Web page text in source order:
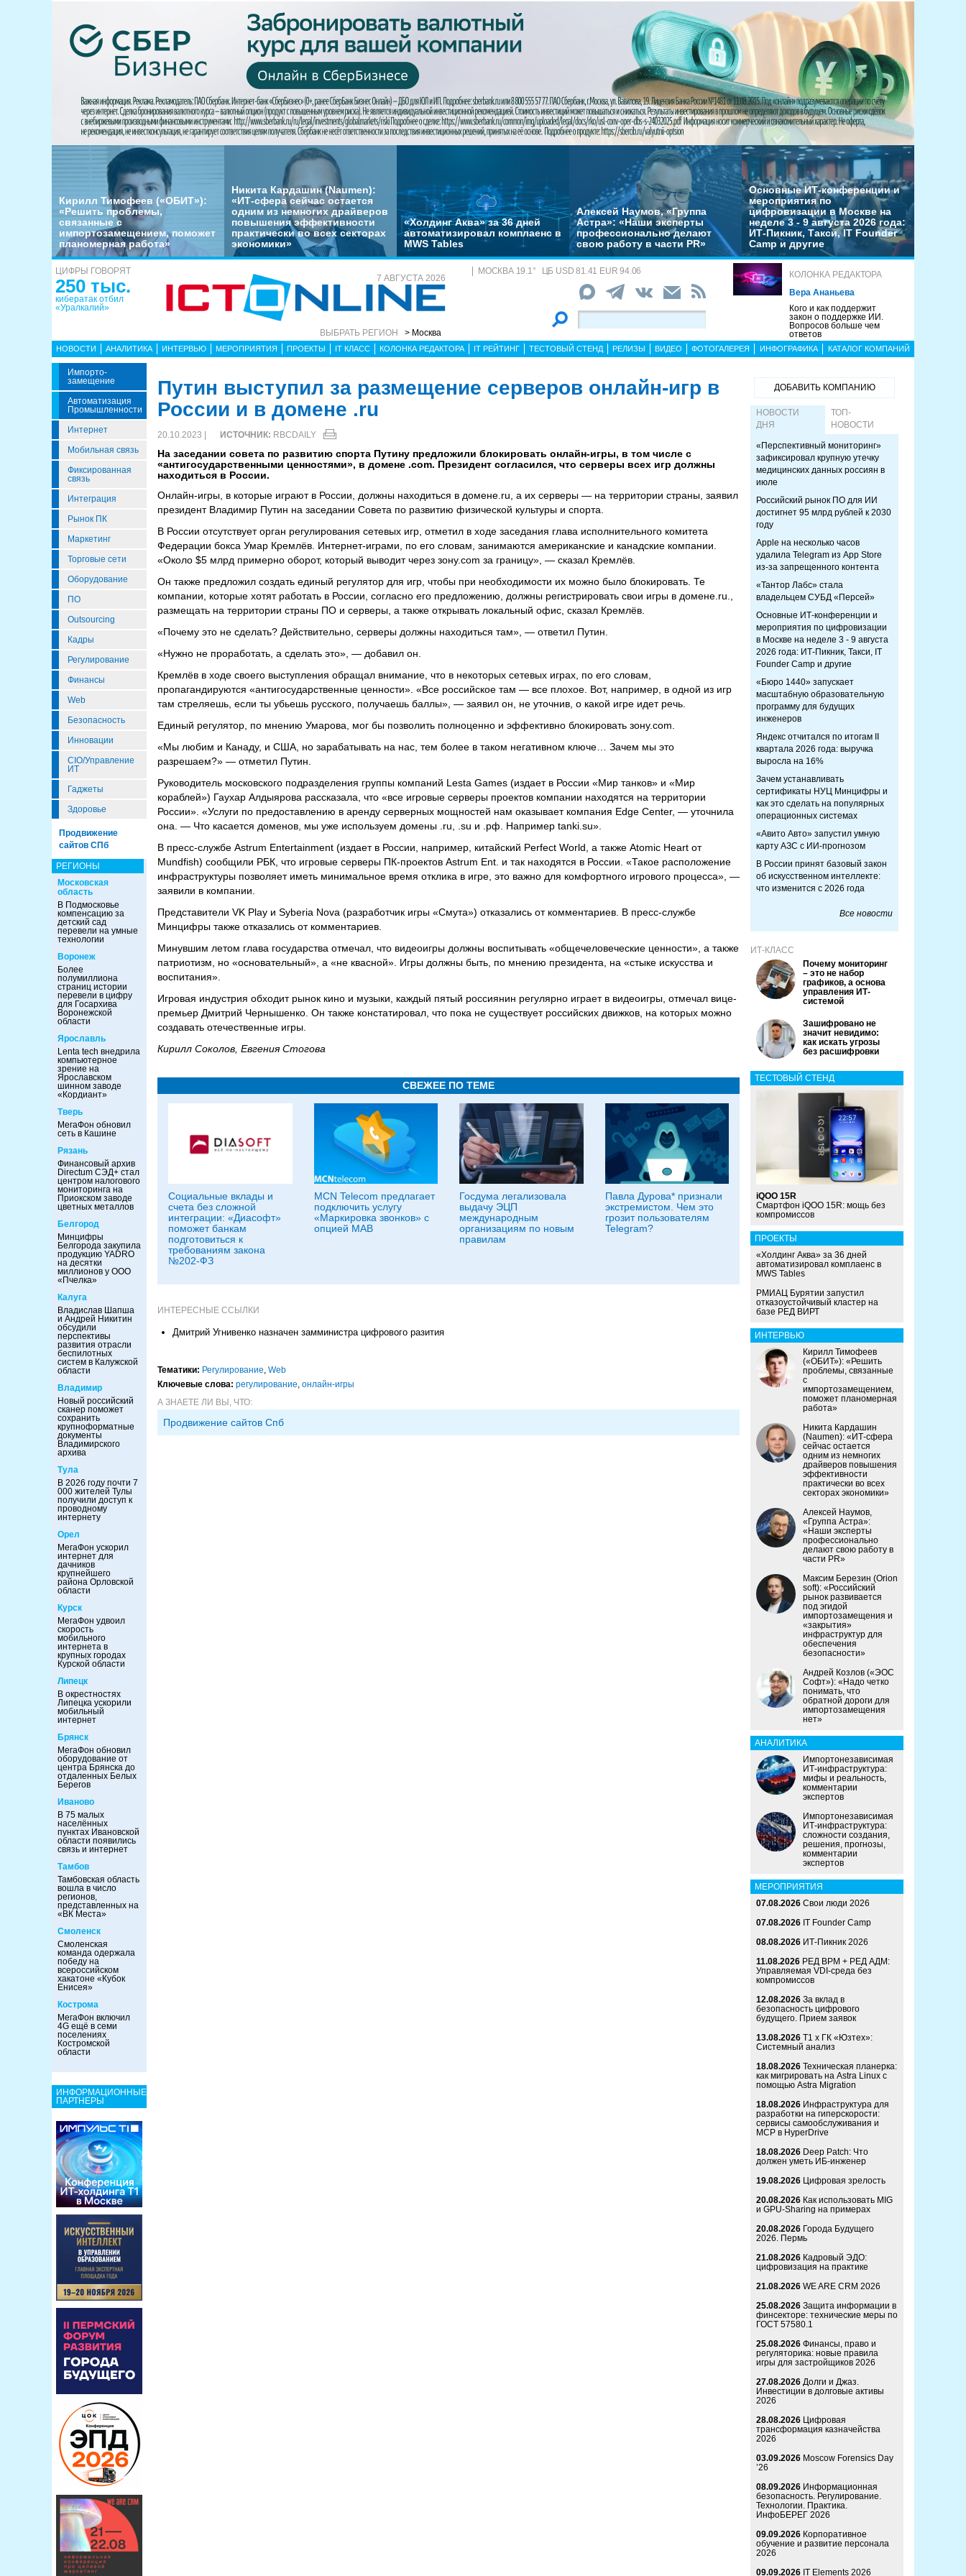
Кирилл Тимофеев («ОБИТ»):
«Решить проблемы,
связанные с
импортозамещением, поможет
планомерная работа»
Никита Кардашин (Naumen):
«ИТ-сфера сейчас остается
одним из немногих драйверов
повышения эффективности
практически во всех секторах
экономики»
«Холдинг Аква» за 36 дней
автоматизировал комплаенс в
MWS Tables
Алексей Наумов, «Группа
Астра»: «Наши эксперты
профессионально делают
свою работу в части PR»
Основные ИТ-конференции и
мероприятия по
цифровизации в Москве на
неделе 3 - 9 августа 2026 года:
ИТ-Пикник, Такси, IT Founder
Camp и другие
ЦИФРЫ ГОВОРЯТ
250 тыс.
кибератак отбил
«Уралкалий»
7 АВГУСТА 2026
ВЫБРАТЬ РЕГИОН > Москва
МОСКВА 19.1° ЦБ USD 81.41 EUR 94.06
КОЛОНКА РЕДАКТОРА
Вера Ананьева
Кого и как поддержит
закон о поддержке ИИ.
Вопросов больше чем
ответов
НОВОСТИ АНАЛИТИКА ИНТЕРВЬЮ МЕРОПРИЯТИЯ ПРОЕКТЫ IT КЛАСС КОЛОНКА РЕДАКТОРА IT РЕЙТИНГ ТЕСТОВЫЙ СТЕНД РЕЛИЗЫ ВИДЕО ФОТОГАЛЕРЕЯ ИНФОГРАФИКА КАТАЛОГ КОМПАНИЙ
Импорто­
Замещение
Автоматизация
Промышленности
Интернет
Мобильная связь
Фиксированная
связь
Интеграция
Рынок ПК
Маркетинг
Торговые сети
Оборудование
ПО
Outsourcing
Кадры
Регулирование
Финансы
Web
Безопасность
Инновации
CIO/Управление
ИТ
Гаджеты
Здоровье
Продвижение
сайтов СПб
РЕГИОНЫ
Московская
область
В Подмосковье
компенсацию за
детский сад
перевели на умные
технологии
Воронеж
Более
полумиллиона
страниц истории
перевели в цифру
для Госархива
Воронежской
области
Ярославль
Lenta tech внедрила
компьютерное
зрение на
Ярославском
шинном заводе
«Кордиант»
Тверь
МегаФон обновил
сеть в Кашине
Рязань
Финансовый архив
Directum СЭД+ стал
центром налогового
мониторинга на
Приокском заводе
цветных металлов
Белгород
Минцифры
Белгорода закупила
продукцию YADRO
на десятки
миллионов у ООО
«Пчелка»
Калуга
Владислав Шапша
и Андрей Никитин
обсудили
перспективы
развития отрасли
беспилотных
систем в Калужской
области
Владимир
Новый российский
сканер поможет
сохранить
крупноформатные
документы
Владимирского
архива
Тула
В 2026 году почти 7
000 жителей Тулы
получили доступ к
проводному
интернету
Орел
МегаФон ускорил
интернет для
дачников
крупнейшего
района Орловской
области
Курск
МегаФон удвоил
скорость
мобильного
интернета в
крупных городах
Курской области
Липецк
В окрестностях
Липецка ускорили
мобильный
интернет
Брянск
МегаФон обновил
оборудование от
центра Брянска до
отдаленных Белых
Берегов
Иваново
В 75 малых
населённых
пунктах Ивановской
области появились
связь и интернет
Тамбов
Тамбовская область
вошла в число
регионов,
представленных на
«ВК Места»
Смоленск
Смоленская
команда одержала
победу на
всероссийском
хакатоне «Кубок
Енисея»
Кострома
МегаФон включил
4G ещё в семи
поселениях
Костромской
области
ИНФОРМАЦИОННЫЕ
ПАРТНЕРЫ
Путин выступил за размещение серверов онлайн-игр в
России и в домене .ru
20.10.2023 | ИСТОЧНИК: RBCDAILY
На заседании совета по развитию спорта Путину предложили блокировать онлайн-игры, в том числе с
«антигосударственными ценностями», в домене .com. Президент согласился, что серверы всех игр должны
находиться в России.
Онлайн-игры, в которые играют в России, должны находиться в домене.ru, а их серверы — на территории страны, заявил
президент Владимир Путин на заседании Совета по развитию физической культуры и спорта.
В России отсутствует орган регулирования сетевых игр, отметил в ходе заседания глава исполнительного комитета
Федерации бокса Умар Кремлёв. Интернет-играми, по его словам, занимаются американские и канадские компании.
«Около $5 млрд примерно оборот, который выводит через зону.com за границу», — сказал Кремлёв.
Он также предложил создать единый регулятор для игр, чтобы при необходимости их можно было блокировать. Те
компании, которые хотят работать в России, согласно его предложению, должны регистрировать свои игры в домене.ru.,
размещать на территории страны ПО и серверы, а также открывать локальный офис, сказал Кремлёв.
«Почему это не сделать? Действительно, серверы должны находиться там», — ответил Путин.
«Нужно не проработать, а сделать это», — добавил он.
Кремлёв в ходе своего выступления обращал внимание, что в некоторых сетевых играх, по его словам,
пропагандируются «антигосударственные ценности». «Все российское там — все плохое. Вот, например, в одной из игр
там стреляешь, если ты убьешь русского, получаешь баллы», — заявил он, не уточнив, о какой игре идет речь.
Единый регулятор, по мнению Умарова, мог бы позволить полноценно и эффективно блокировать зону.com.
«Мы любим и Канаду, и США, но зарабатывать на нас, тем более в таком негативном ключе… Зачем мы это
разрешаем?» — отметил Путин.
Руководитель московского подразделения группы компаний Lesta Games (издает в России «Мир танков» и «Мир
кораблей») Гаухар Алдыярова рассказала, что «все игровые серверы проектов компании находятся на территории
России». «Услуги по предоставлению в аренду серверных мощностей нам оказывает компания Edge Center, — уточнила
она. — Что касается доменов, мы уже используем домены .ru, .su и .рф. Например tanki.su».
В пресс-службе Astrum Entertainment (издает в России, например, китайский Perfect World, а также Atomic Heart от
Mundfish) сообщили РБК, что игровые серверы ПК-проектов Astrum Ent. и так находятся в России. «Такое расположение
инфраструктуры позволяет иметь минимальное время отклика в игре, это важно для комфортного игрового процесса», —
заявили в компании.
Представители VK Play и Syberia Nova (разработчик игры «Смута») отказались от комментариев. В пресс-службе
Минцифры также отказались от комментариев.
Минувшим летом глава государства отмечал, что видеоигры должны воспитывать «общечеловеческие ценности», а также
патриотизм, но «основательный», а «не квасной». Игры должны быть, по мнению президента, на «стыке искусства и
воспитания».
Игровая индустрия обходит рынок кино и музыки, каждый пятый россиянин регулярно играет в видеоигры, отмечал вице-
премьер Дмитрий Чернышенко. Он также констатировал, что пока не существует российских движков, на которых можно
создавать отечественные игры.
Кирилл Соколов, Евгения Стогова
СВЕЖЕЕ ПО ТЕМЕ
Социальные вклады и
счета без сложной
интеграции: «Диасофт»
поможет банкам
подготовиться к
требованиям закона
№202-ФЗ
MCN Telecom предлагает
подключить услугу
«Маркировка звонков» с
опцией МАВ
Госдума легализовала
выдачу ЭЦП
международным
организациям по новым
правилам
Павла Дурова* признали
экстремистом. Чем это
грозит пользователям
Telegram?
ИНТЕРЕСНЫЕ ССЫЛКИ
Дмитрий Угнивенко назначен замминистра цифрового разития
Тематики: Регулирование, Web
Ключевые слова: регулирование, онлайн-игры
А ЗНАЕТЕ ЛИ ВЫ, ЧТО:
Продвижение сайтов Спб
ДОБАВИТЬ КОМПАНИЮ
НОВОСТИ
ДНЯ
ТОП-
НОВОСТИ
«Перспективный мониторинг»
зафиксировал крупную утечку
медицинских данных россиян в
июле
Российский рынок ПО для ИИ
достигнет 95 млрд рублей к 2030
году
Apple на несколько часов
удалила Telegram из App Store
из-за запрещенного контента
«Тантор Лабс» стала
владельцем СУБД «Персей»
Основные ИТ-конференции и
мероприятия по цифровизации
в Москве на неделе 3 - 9 августа
2026 года: ИТ-Пикник, Такси, IT
Founder Camp и другие
«Бюро 1440» запускает
масштабную образовательную
программу для будущих
инженеров
Яндекс отчитался по итогам II
квартала 2026 года: выручка
выросла на 16%
Зачем устанавливать
сертификаты НУЦ Минцифры и
как это сделать на популярных
операционных системах
«Авито Авто» запустил умную
карту АЗС с ИИ-прогнозом
В России принят базовый закон
об искусственном интеллекте:
что изменится с 2026 года
Все новости
ИТ-КЛАСС
Почему мониторинг
– это не набор
графиков, а основа
управления ИТ-
системой
Зашифровано не
значит невидимо:
как искать угрозы
без расшифровки
ТЕСТОВЫЙ СТЕНД
iQOO 15R
Смартфон iQOO 15R: мощь без
компромиссов
ПРОЕКТЫ
«Холдинг Аква» за 36 дней
автоматизировал комплаенс в
MWS Tables
РМИАЦ Бурятии запустил
отказоустойчивый кластер на
базе РЕД ВИРТ
ИНТЕРВЬЮ
Кирилл Тимофеев
(«ОБИТ»): «Решить
проблемы, связанные
с
импортозамещением,
поможет планомерная
работа»
Никита Кардашин
(Naumen): «ИТ-сфера
сейчас остается
одним из немногих
драйверов повышения
эффективности
практически во всех
секторах экономики»
Алексей Наумов,
«Группа Астра»:
«Наши эксперты
профессионально
делают свою работу в
части PR»
Максим Березин (Orion
soft): «Российский
рынок развивается
под эгидой
импортозамещения и
«закрытия»
инфраструктур для
обеспечения
безопасности»
Андрей Козлов («ЭОС
Софт»): «Надо четко
понимать, что
обратной дороги для
импортозамещения
нет»
АНАЛИТИКА
Импортонезависимая
ИТ-инфраструктура:
мифы и реальность,
комментарии
экспертов
Импортонезависимая
ИТ-инфраструктура:
сложности создания,
решения, прогнозы,
комментарии
экспертов
МЕРОПРИЯТИЯ
07.08.2026 Свои люди 2026
07.08.2026 IT Founder Camp
08.08.2026 ИТ-Пикник 2026
11.08.2026 РЕД ВРМ + РЕД АДМ:
Управляемая VDI-среда без
компромиссов
12.08.2026 За вклад в
безопасность цифрового
будущего. Прием заявок
13.08.2026 Т1 x ГК «Юзтех»:
Системный анализ
18.08.2026 Техническая планерка:
как мигрировать на Astra Linux с
помощью Astra Migration
18.08.2026 Инфраструктура для
разработки на гиперскорости:
сервисы самообслуживания и
MCP в HyperDrive
18.08.2026 Deep Patch: Что
должен уметь ИБ-инженер
19.08.2026 Цифровая зрелость
20.08.2026 Как использовать MIG
и GPU-Sharing на примерах
20.08.2026 Города Будущего
2026. Пермь
21.08.2026 Кадровый ЭДО:
цифровизация на практике
21.08.2026 WE ARE CRM 2026
25.08.2026 Защита информации в
финсекторе: технические меры по
ГОСТ 57580.1
25.08.2026 Финансы, право и
регуляторика: новые правила
игры для застройщиков 2026
27.08.2026 Долги и Джаз.
Инвестиции в долговые активы
2026
28.08.2026 Цифровая
трансформация казначейства
2026
03.09.2026 Moscow Forensics Day
’26
08.09.2026 Информационная
безопасность. Регулирование.
Технологии. Практика.
ИнфоБЕРЕГ 2026
09.09.2026 Корпоративное
обучение и развитие персонала
2026
09.09.2026 IT Elements 2026